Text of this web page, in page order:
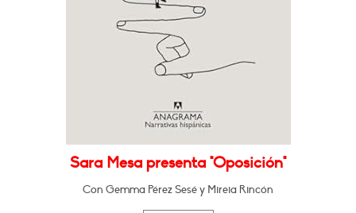
Sara Mesa presenta "Oposición"
Con Gemma Pérez Sesé y Mireia Rincón